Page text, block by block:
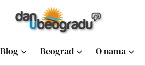
Blog Beograd O nama